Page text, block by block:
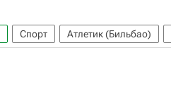
Спорт Атлетик (Бильбао)